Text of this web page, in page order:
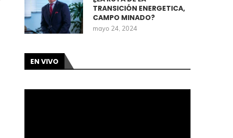
TRANSICIÓN ENERGETICA,
CAMPO MINADO?
mayo 24, 2024
EN VIVO